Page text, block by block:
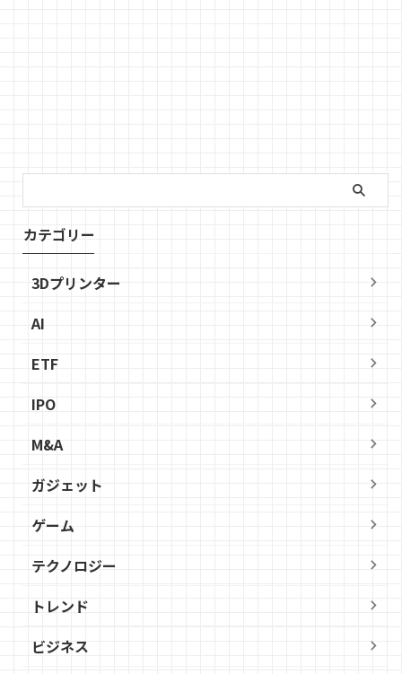
カテゴリー
3Dプリンター
AI
ETF
IPO
M&A
ガジェット
ゲーム
テクノロジー
トレンド
ビジネス